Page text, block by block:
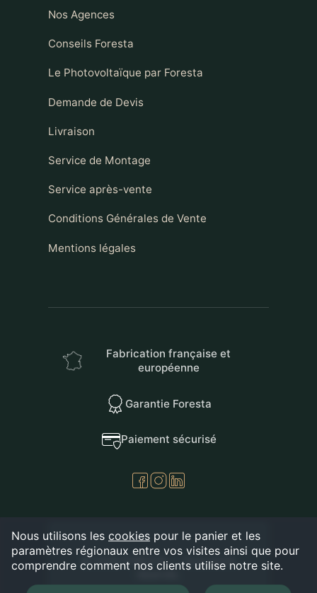
Nous utilisons les cookies pour le panier et les
paramètres régionaux entre vos visites ainsi que pour
comprendre comment nos clients utilise notre site.
Nos Agences
Conseils Foresta
Le Photovoltaïque par Foresta
Demande de Devis
Livraison
Service de Montage
Service après-vente
Conditions Générales de Vente
Mentions légales
Fabrication française et
européenne
Garantie Foresta
Paiement sécurisé
© 2026 FORESTA — Tous droits
réservés.